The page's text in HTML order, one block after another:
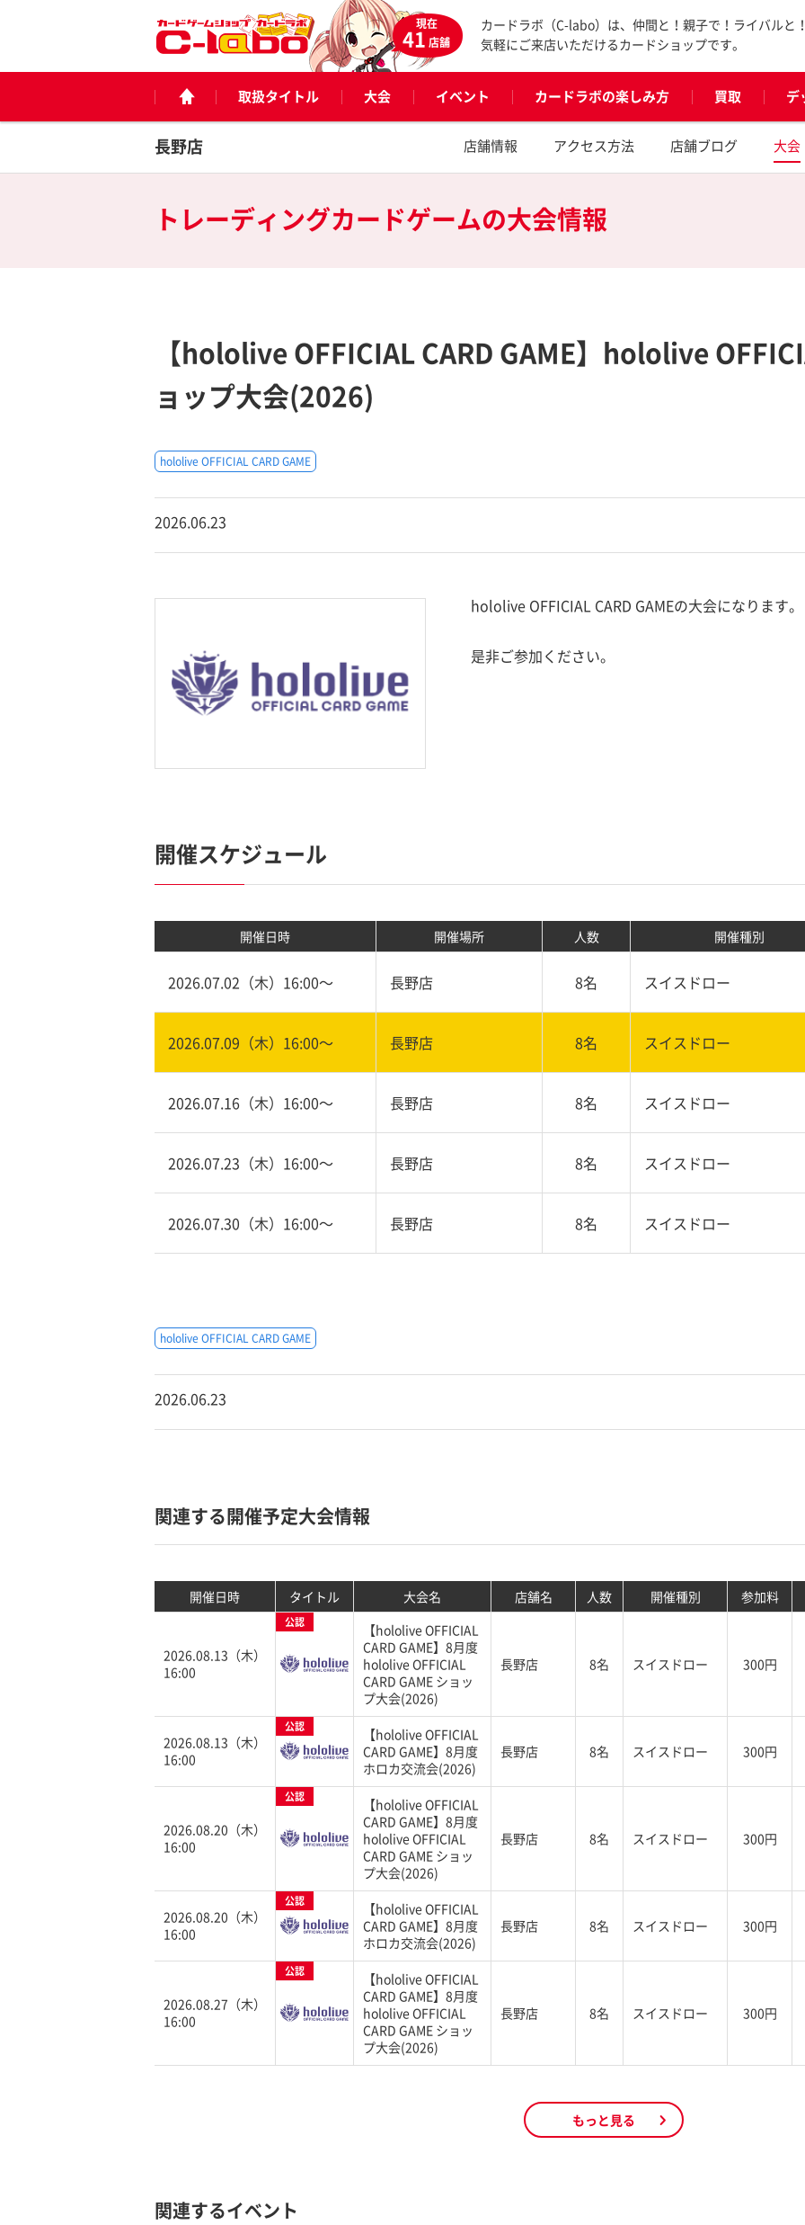
現在
41店舗
カードラボ（C-labo）は、仲間と！親子で！ライバルと
気軽にご来店いただけるカードショップです。
取扱タイトル 大会 イベント カードラボの楽しみ方 買取 デ
長野店 店舗情報 アクセス方法 店舗ブログ 大会
トレーディングカードゲームの大会情報
【hololive OFFICIAL CARD GAME】hololive
ョップ大会(2026)
hololive OFFICIAL CARD GAME
2026.06.23
hololive OFFICIAL CARD GAMEの大会になります。
是非ご参加ください。
開催スケジュール
開催日時 開催場所 人数 開催種別
2026.07.02（木）16:00〜 長野店 8名 スイスドロー
2026.07.09（木）16:00〜 長野店 8名 スイスドロー
2026.07.16（木）16:00〜 長野店 8名 スイスドロー
2026.07.23（木）16:00〜 長野店 8名 スイスドロー
2026.07.30（木）16:00〜 長野店 8名 スイスドロー
hololive OFFICIAL CARD GAME
2026.06.23
関連する開催予定大会情報
開催日時 タイトル 大会名 店舗名 人数 開催種別 参加料
2026.08.13（木）
16:00
公認
【hololive OFFICIAL
CARD GAME】8月度
hololive OFFICIAL
CARD GAME ショッ
プ大会(2026)
長野店 8名 スイスドロー 300円
2026.08.13（木）
16:00
公認
【hololive OFFICIAL
CARD GAME】8月度
ホロカ交流会(2026)
長野店 8名 スイスドロー 300円
2026.08.20（木）
16:00
公認
【hololive OFFICIAL
CARD GAME】8月度
hololive OFFICIAL
CARD GAME ショッ
プ大会(2026)
長野店 8名 スイスドロー 300円
2026.08.20（木）
16:00
公認
【hololive OFFICIAL
CARD GAME】8月度
ホロカ交流会(2026)
長野店 8名 スイスドロー 300円
2026.08.27（木）
16:00
公認
【hololive OFFICIAL
CARD GAME】8月度
hololive OFFICIAL
CARD GAME ショッ
プ大会(2026)
長野店 8名 スイスドロー 300円
もっと見る
関連するイベント